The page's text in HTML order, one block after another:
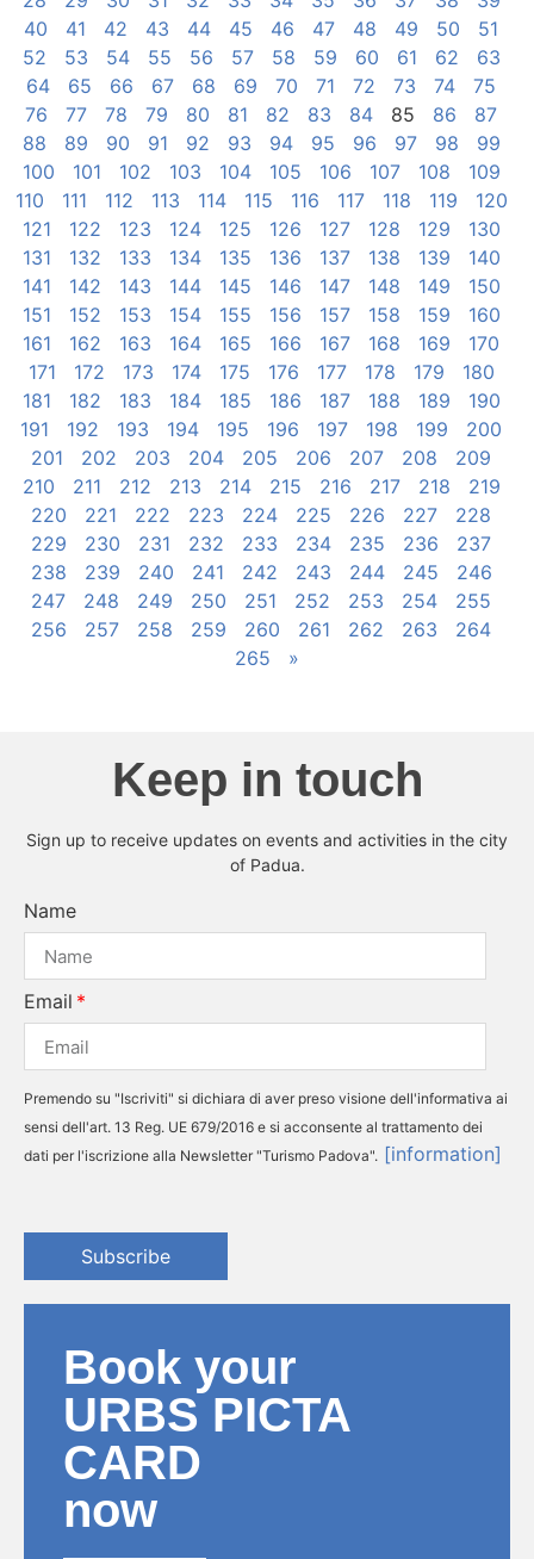
40
41 42 43 44 45 46 47 48 49 50
51
52
53 54 55 56 57 58 59 60 61 62
63
64
65 66 67 68 69 70 71 72 73 74
75
76
77 78 79 80 81 82 83 84 85 86
87
88
89 90 91 92 93 94 95 96 97 98
99
100
101 102 103 104 105 106 107 108
109
110
111 112 113 114 115 116 117 118 119
120
121
122 123 124 125 126 127 128 129
130
131
132 133 134 135 136 137 138 139
140
141
142 143 144 145 146 147 148 149
150
151
152 153 154 155 156 157 158 159
160
161
162 163 164 165 166 167 168 169
170
171
172 173 174 175 176 177 178 179
180
181
182 183 184 185 186 187 188 189
190
191
192 193 194 195 196 197 198 199
200
201
202 203 204 205 206 207 208
209
210
211 212 213 214 215 216 217 218
219
220
221 222 223 224 225 226 227
228
229
230 231 232 233 234 235 236
237
238
239 240 241 242 243 244 245
246
247
248 249 250 251 252 253 254
255
256
257 258 259 260 261 262 263
264
265
»
Keep in touch
Sign up to receive updates on events and activities in the city
of Padua.
Name
Email
Premendo su "Iscriviti" si dichiara di aver preso visione dell'informativa ai
sensi dell'art. 13 Reg. UE 679/2016 e si acconsente al trattamento dei
dati per l'iscrizione alla Newsletter "Turismo Padova". [information]
Subscribe
Book your
URBS PICTA
CARD
now